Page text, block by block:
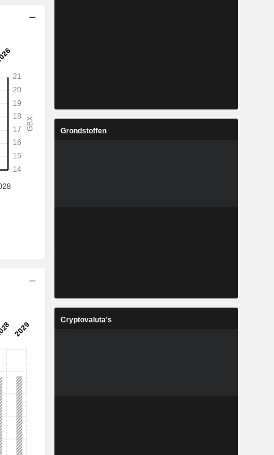
Grondstoffen
Cryptovaluta's